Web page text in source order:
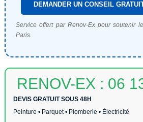
DEMANDER UN CONSEIL
Service offert par Renov-Ex pour soutenir
Paris.
RENOV-EX : 06
DEVIS GRATUIT SOUS 48H
Peinture • Parquet • Plomberie • Électricité